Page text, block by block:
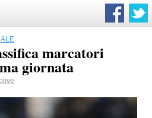
marcatori
giornata